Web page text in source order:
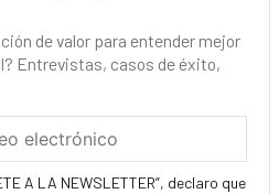
de valor para entender mejor
Entrevistas, casos de éxito,
A LA NEWSLETTER”, declaro que